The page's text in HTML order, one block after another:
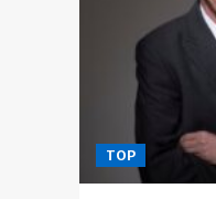
TOP